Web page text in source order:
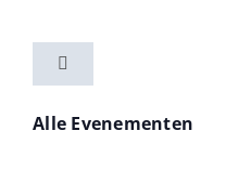
naar
inhoudToggle
Home
Alle Evenementen